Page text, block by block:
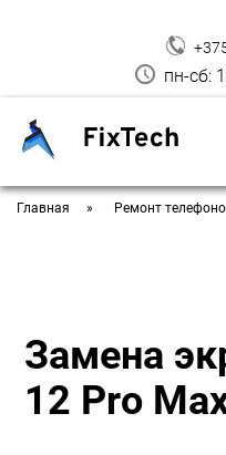
пн-сб:
Главная Ремонт
Замена
12 Pro